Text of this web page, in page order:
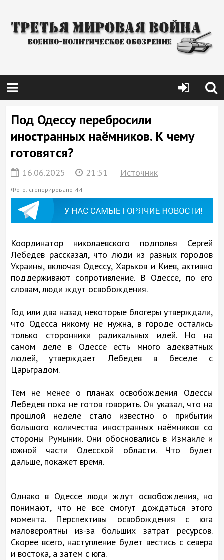
Под Одессу перебросили
иностранных наёмников. К чему
готовятся?
16.06.2025 21:51 Источник
Фото: сгенерировано ИИ
Координатор николаевского подполья Сергей
Лебедев рассказал, что люди из разных городов
Украины, включая Одессу, Харьков и Киев, активно
поддерживают сопротивление. В Одессе, по его
словам, люди ждут освобождения.
Год или два назад некоторые блогеры утверждали,
что Одесса никому не нужна, в городе остались
только сторонники радикальных идей. Но на
самом деле в Одессе есть много адекватных
людей, утверждает Лебедев в беседе с
Царьградом.
Тем не менее о планах освобождения Одессы
Лебедев пока не готов говорить. Он указал, что на
прошлой неделе стало известно о прибытии
большого количества иностранных наёмников со
стороны Румынии. Они обосновались в Измаиле и
южной части Одесской области. Что будет
дальше, покажет время.
Однако в Одессе люди ждут освобождения, но
понимают, что не все смогут дождаться этого
момента. Перспективы освобождения с юга
маловероятны из-за больших затрат ресурсов.
Скорее всего, наступление будет вестись с севера
и востока, а затем с юга.